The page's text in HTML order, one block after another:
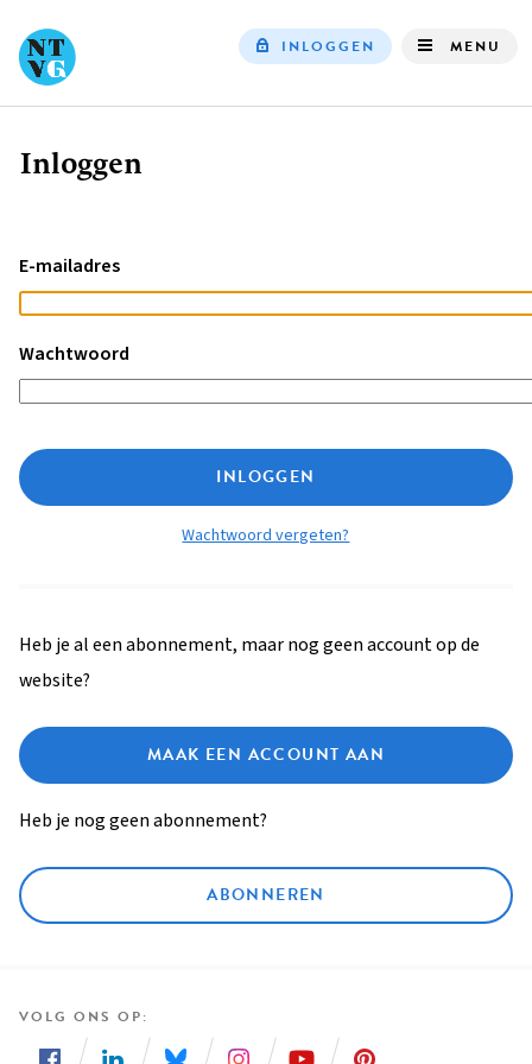
INLOGGEN MENU
Kruimelpad
Inloggen
E-mailadres
Wachtwoord
INLOGGEN
Wachtwoord vergeten?
Heb je al een abonnement, maar nog geen account op de
website?
MAAK EEN ACCOUNT AAN
Heb je nog geen abonnement?
ABONNEREN
VOLG ONS OP